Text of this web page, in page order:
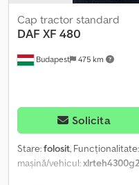
Budapest 475 km
Cap tractor standard
DAF XF 480
Solicita
Stare:folosit, Funcționalitate:
mașină/vehicul:
, tip